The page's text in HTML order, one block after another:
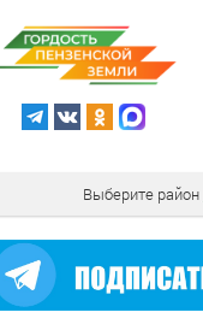
Выберите район